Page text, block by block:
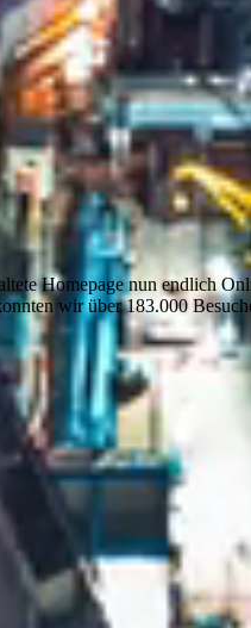
Homepage nun endlich
wir über 183.000